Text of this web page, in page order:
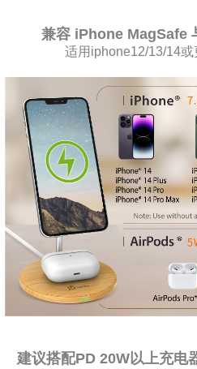
兼容 iPhone MagSafe
适用iphone12/13/14
建议搭配PD 20W以上充电